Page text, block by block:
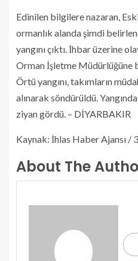
Edinilen bilgilere nazaran,
ormanlık alanda şimdi
yangını çıktı. İhbar üzerine
Orman İşletme Müdürlüğüne
Örtü yangını, takımların
alınarak söndürüldü.
ziyan gördü. – DİYARBAKIR
Kaynak: İhlas Haber Ajansı /
About The